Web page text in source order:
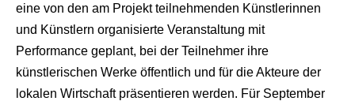
eine von den am Projekt teilnehmenden Künstlerinnen
und Künstlern organisierte Veranstaltung mit
Performance geplant, bei der Teilnehmer ihre
künstlerischen Werke öffentlich und für die Akteure der
lokalen Wirtschaft präsentieren werden. Für September